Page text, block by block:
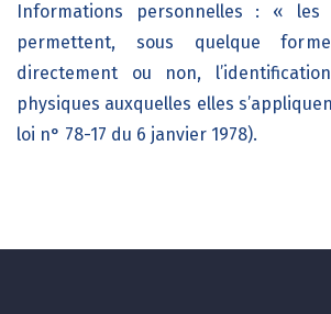
Informations personnelles : « les
permettent, sous quelque
directement ou non,
physiques auxquelles elles
loi n° 78-17 du 6 janvier 1978).